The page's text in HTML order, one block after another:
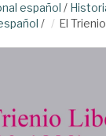
español /
/ El